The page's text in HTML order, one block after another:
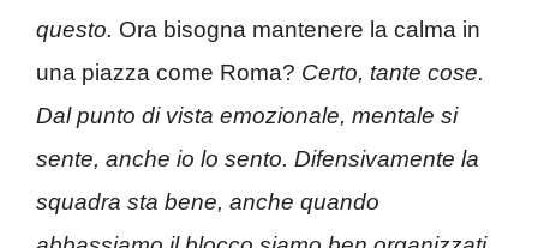
questo. Ora bisogna mantenere la calma in
una piazza come Roma? Certo, tante cose.
Dal punto di vista emozionale, mentale si
sente, anche io lo sento. Difensivamente la
squadra sta bene, anche quando